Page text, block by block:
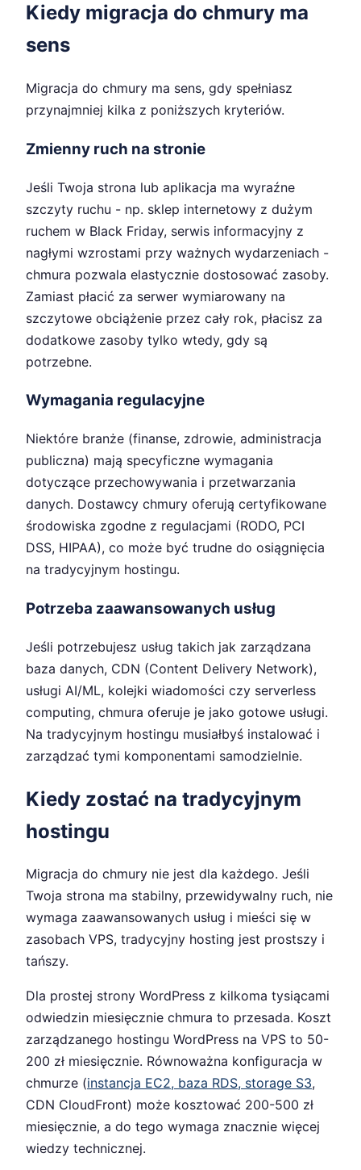
Kiedy migracja do chmury ma
sens
Migracja do chmury ma sens, gdy spełniasz
przynajmniej kilka z poniższych kryteriów.
Zmienny ruch na stronie
Jeśli Twoja strona lub aplikacja ma wyraźne
szczyty ruchu - np. sklep internetowy z dużym
ruchem w Black Friday, serwis informacyjny z
nagłymi wzrostami przy ważnych wydarzeniach -
chmura pozwala elastycznie dostosować zasoby.
Zamiast płacić za serwer wymiarowany na
szczytowe obciążenie przez cały rok, płacisz za
dodatkowe zasoby tylko wtedy, gdy są
potrzebne.
Wymagania regulacyjne
Niektóre branże (finanse, zdrowie, administracja
publiczna) mają specyficzne wymagania
dotyczące przechowywania i przetwarzania
danych. Dostawcy chmury oferują certyfikowane
środowiska zgodne z regulacjami (RODO, PCI
DSS, HIPAA), co może być trudne do osiągnięcia
na tradycyjnym hostingu.
Potrzeba zaawansowanych usług
Jeśli potrzebujesz usług takich jak zarządzana
baza danych, CDN (Content Delivery Network),
usługi AI/ML, kolejki wiadomości czy serverless
computing, chmura oferuje je jako gotowe usługi.
Na tradycyjnym hostingu musiałbyś instalować i
zarządzać tymi komponentami samodzielnie.
Kiedy zostać na tradycyjnym
hostingu
Migracja do chmury nie jest dla każdego. Jeśli
Twoja strona ma stabilny, przewidywalny ruch, nie
wymaga zaawansowanych usług i mieści się w
zasobach VPS, tradycyjny hosting jest prostszy i
tańszy.
Dla prostej strony WordPress z kilkoma tysiącami
odwiedzin miesięcznie chmura to przesada. Koszt
zarządzanego hostingu WordPress na VPS to 50-
200 zł miesięcznie. Równoważna konfiguracja w
chmurze (instancja EC2, baza RDS, storage S3,
CDN CloudFront) może kosztować 200-500 zł
miesięcznie, a do tego wymaga znacznie więcej
wiedzy technicznej.